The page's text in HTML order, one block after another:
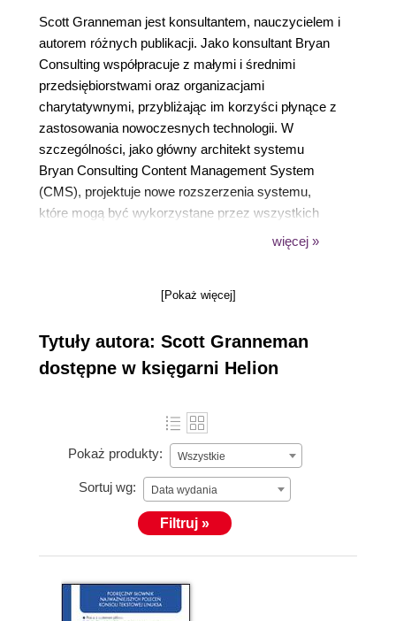
Scott Granneman jest konsultantem, nauczycielem i
autorem różnych publikacji. Jako konsultant Bryan
Consulting współpracuje z małymi i średnimi
przedsiębiorstwami oraz organizacjami
charytatywnymi, przybliżając im korzyści płynące z
zastosowania nowoczesnych technologii. W
szczególności, jako główny architekt systemu
Bryan Consulting Content Management System
(CMS), projektuje nowe rozszerzenia systemu,
które mogą być wykorzystane przez wszystkich
klientów firmy, i pomaga w ich opracowywaniu.
wieku, jego wykłady dotyczyły wielu różnych
bezpieczeństwie i prywatności w internecie.
Obecnie pracuje jako adiunkt na Uniwersytecie
zajęcia związane z technologią.
więcej »
[Pokaż więcej]
Tytuły autora: Scott Granneman
dostępne w księgarni Helion
Pokaż produkty: Wszystkie
Sortuj wg: Data wydania
Filtruj »